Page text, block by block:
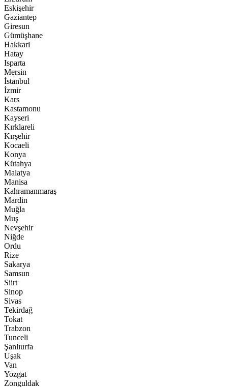
Eskişehir
Gaziantep
Giresun
Gümüşhane
Hakkari
Hatay
Isparta
Mersin
İstanbul
İzmir
Kars
Kastamonu
Kayseri
Kırklareli
Kırşehir
Kocaeli
Konya
Kütahya
Malatya
Manisa
Kahramanmaraş
Mardin
Muğla
Muş
Nevşehir
Niğde
Ordu
Rize
Sakarya
Samsun
Siirt
Sinop
Sivas
Tekirdağ
Tokat
Trabzon
Tunceli
Şanlıurfa
Uşak
Van
Yozgat
Zonguldak